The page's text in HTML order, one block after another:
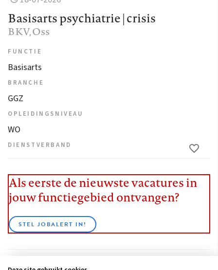
Basisarts psychiatrie | crisis
BKV, Oss
FUNCTIE
Basisarts
BRANCHE
GGZ
OPLEIDINGSNIVEAU
WO
DIENSTVERBAND
Als eerste de nieuwste vacatures in
jouw functiegebied ontvangen?
STEL JOBALERT IN!